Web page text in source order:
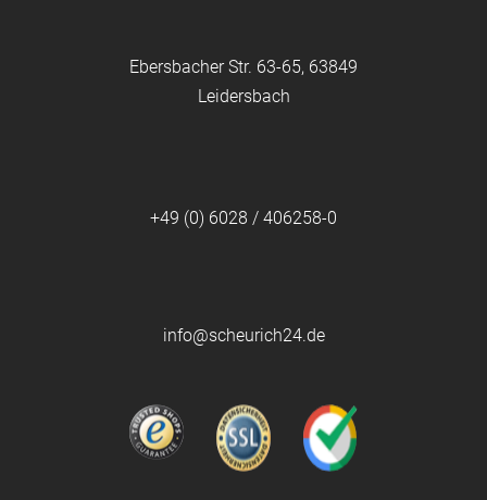
Ebersbacher Str. 63-65, 63849
Leidersbach
+49 (0) 6028 / 406258-0
info@scheurich24.de